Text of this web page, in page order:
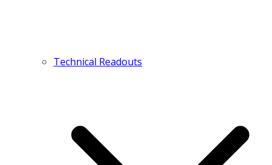
Technical Readouts